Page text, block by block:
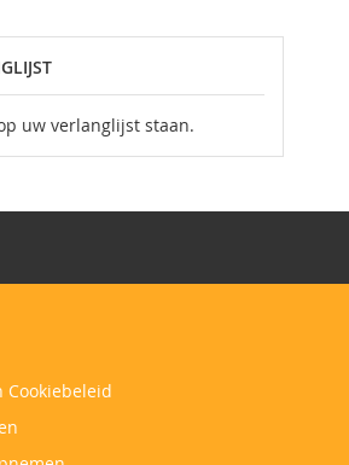
uw verlanglijst staan.
Cookiebeleid